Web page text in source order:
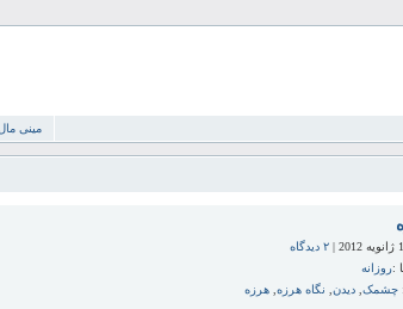
مینی مال
۲ دیدگاه
:روزانه
چشمک دیدن نگاه هرزه هرزه